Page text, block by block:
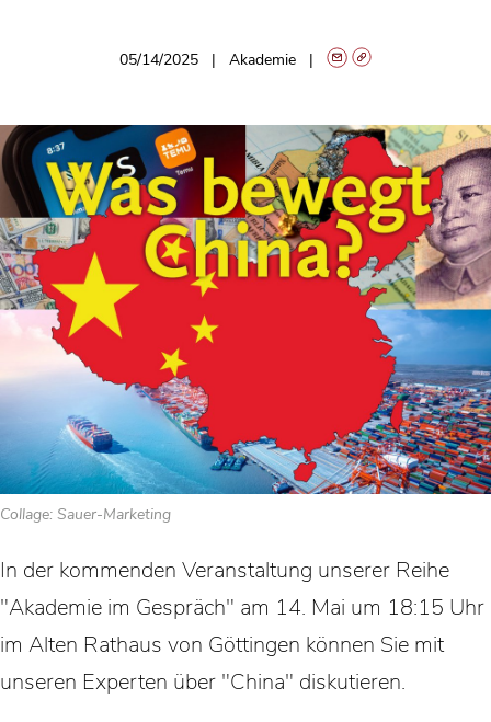
05/14/2025 Akademie
Collage: Sauer-Marketing
In der kommenden Veranstaltung unserer Reihe
"Akademie im Gespräch" am 14. Mai um 18:15 Uhr
im Alten Rathaus von Göttingen können Sie mit
unseren Experten über "China" diskutieren.